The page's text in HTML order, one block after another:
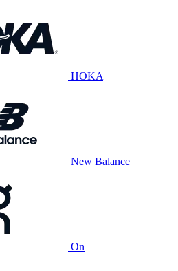
HOKA
New Balance
On